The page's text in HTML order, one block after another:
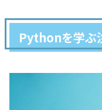
Pythonを学ぶ